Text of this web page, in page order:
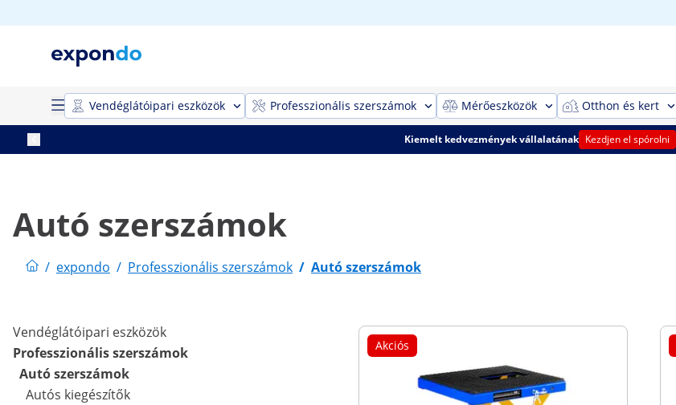
Vendéglátóipari eszközök Professzionális szerszámok Mérőeszközök Otthon és kert
Kiemelt kedvezmények vállalatának Kezdjen el spórolni
Autó szerszámok
/ expondo / Professzionális szerszámok / Autó szerszámok
Vendéglátóipari eszközök
Professzionális szerszámok
Autó szerszámok
Autós kiegészítők
Akciós